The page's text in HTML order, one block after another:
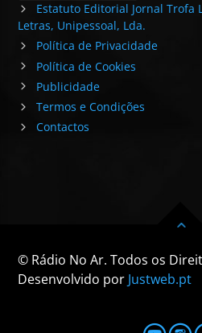
Estatuto Editorial Jornal Trofa
Letras, Unipessoal, Lda.
Política de Privacidade
Política de Cookies
Publicidade
Termos e Condições
Contactos
© Rádio No Ar. Todos os
Desenvolvido por Justweb.pt